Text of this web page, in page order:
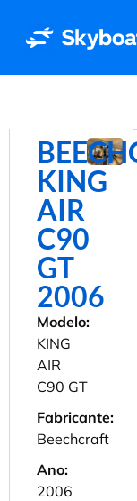
KING
AIR
C90
GT
2006
Modelo:
KING
AIR
C90 GT
Fabricante:
Beechcraft
Ano:
2006